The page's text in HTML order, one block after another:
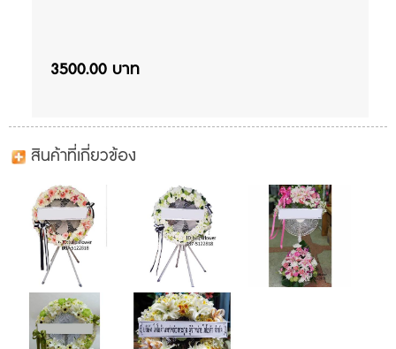
3500.00 บาท
สินค้าที่เกี่ยวข้อง